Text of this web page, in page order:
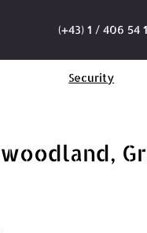
(+43) 1 / 406 54
Security